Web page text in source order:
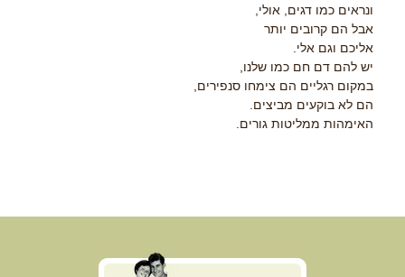
ונראים כמו דגים, אולי,
אבל הם קרובים יותר
אליכם וגם אלי.
יש להם דם חם כמו שלנו,
במקום רגליים הם צימחו סנפירים,
הם לא בוקעים מביצים.
האימהות ממליטות גורים.